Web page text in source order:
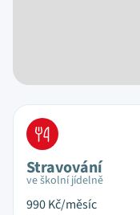
Stravování
ve školní jídelně
990Kč/měsíc